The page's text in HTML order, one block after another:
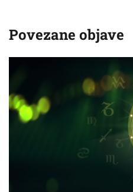
Povezane objave